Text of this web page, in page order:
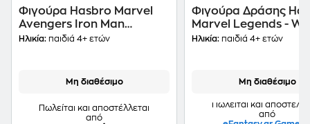
Φιγούρα Hasbro Marvel
Avengers Iron Man
Repulsor Blast Battle Jet
Ηλικία: παιδιά 4+ ετών
Μη διαθέσιμο
Πωλείται και αποστέλλεται
από
Φιγούρα Δράσης
Marvel Legends -
Zombie Iron Man
Ηλικία: παιδιά 4+ ετών
Μη διαθέσιμο
Πωλείται και
από